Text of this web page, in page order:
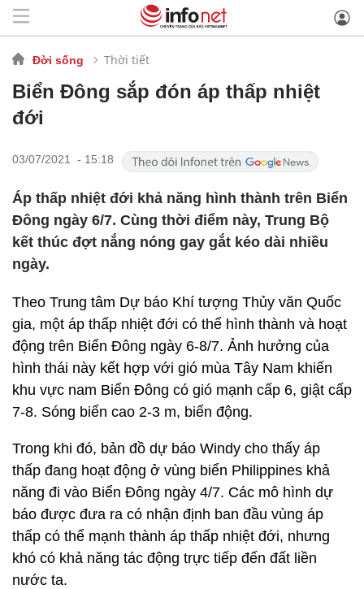
Đời sống Thời tiết
Biển Đông sắp đón áp thấp nhiệt
đới
03/07/2021 - 15:18
Áp thấp nhiệt đới khả năng hình thành trên Biển
Đông ngày 6/7. Cùng thời điểm này, Trung Bộ
kết thúc đợt nắng nóng gay gắt kéo dài nhiều
ngày.
Theo Trung tâm Dự báo Khí tượng Thủy văn Quốc
gia, một áp thấp nhiệt đới có thể hình thành và hoạt
động trên Biển Đông ngày 6-8/7. Ảnh hưởng của
hình thái này kết hợp với gió mùa Tây Nam khiến
khu vực nam Biển Đông có gió mạnh cấp 6, giật cấp
7-8. Sóng biển cao 2-3 m, biển động.
Trong khi đó, bản đồ dự báo Windy cho thấy áp
thấp đang hoạt động ở vùng biển Philippines khả
năng đi vào Biển Đông ngày 4/7. Các mô hình dự
báo được đưa ra có nhận định ban đầu vùng áp
thấp có thể mạnh thành áp thấp nhiệt đới, nhưng
khó có khả năng tác động trực tiếp đến đất liền
nước ta.